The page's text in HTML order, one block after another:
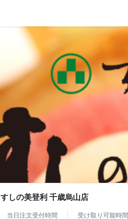
すしの美登利 千歳烏山店
当日注文受付時間 受け取り可能時間